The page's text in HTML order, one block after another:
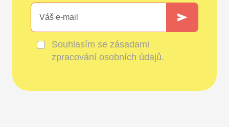
Souhlasím se zásadami
zpracování osobních údajů.